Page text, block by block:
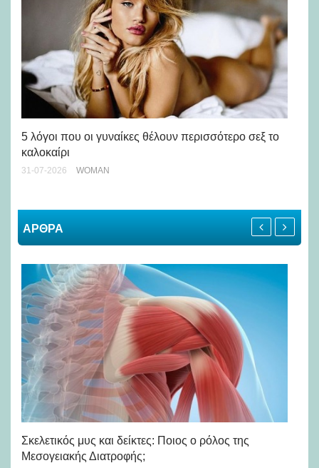
5 λόγοι που οι γυναίκες θέλουν περισσότερο σεξ το
καλοκαίρι
31-07-2026 WOMAN
ΑΡΘΡΑ
Σκελετικός μυς και δείκτες: Ποιος ο ρόλος της
Μεσογειακής Διατροφής;